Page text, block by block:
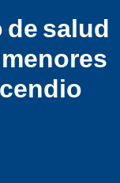
de salud